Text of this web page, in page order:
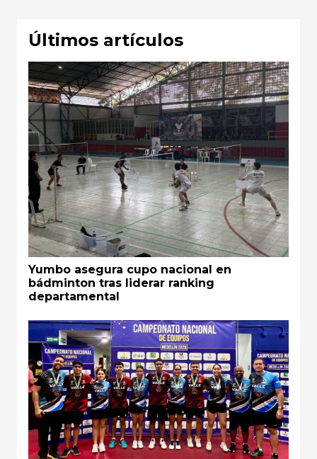
Últimos artículos
Yumbo asegura cupo nacional en
bádminton tras liderar ranking
departamental